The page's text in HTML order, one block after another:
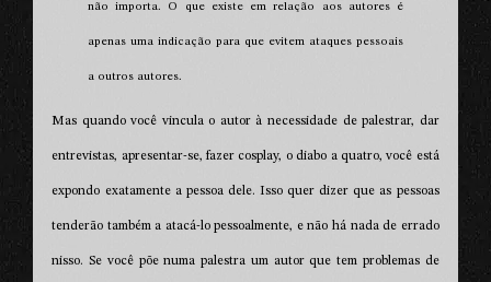
não importa. O que existe em relação aos autores é
apenas uma indicação para que evitem ataques pessoais
a outros autores.
Mas quando você vincula o autor à necessidade de palestrar, dar
entrevistas, apresentar-se, fazer cosplay, o diabo a quatro, você está
expondo exatamente a pessoa dele. Isso quer dizer que as pessoas
tenderão também a atacá-lo pessoalmente, e não há nada de errado
nisso. Se você põe numa palestra um autor que tem problemas de